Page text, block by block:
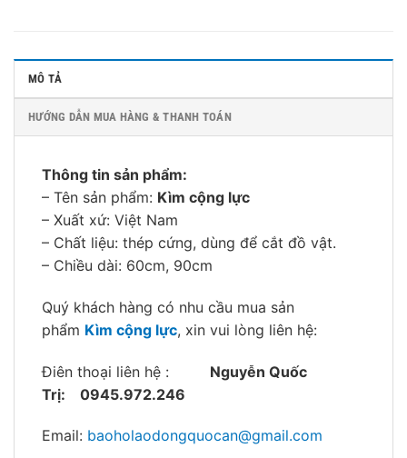
MÔ TẢ
HƯỚNG DẪN MUA HÀNG & THANH TOÁN
Thông tin sản phẩm:
– Tên sản phẩm: Kìm cộng lực
– Xuất xứ: Việt Nam
– Chất liệu: thép cứng, dùng để cắt đồ vật.
– Chiều dài: 60cm, 90cm
Quý khách hàng có nhu cầu mua sản
phẩm Kìm cộng lực, xin vui lòng liên hệ:
Điên thoại liên hệ : Nguyễn Quốc
Trị: 0945.972.246
Email: baoholaodongquocan@gmail.com